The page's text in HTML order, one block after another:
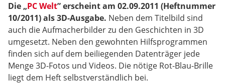
Die „PC Welt” erscheint am 02.09.2011 (Heftnummer
10/2011) als 3D-Ausgabe. Neben dem Titelbild sind
auch die Aufmacherbilder zu den Geschichten in 3D
umgesetzt. Neben den gewohnten Hilfsprogrammen
finden sich auf dem beiliegenden Datenträger jede
Menge 3D-Fotos und Videos. Die nötige Rot-Blau-Brille
liegt dem Heft selbstverständlich bei.